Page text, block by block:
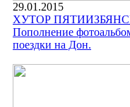
29.01.2015
ХУТОР
Пополнение
поездки на Дон.